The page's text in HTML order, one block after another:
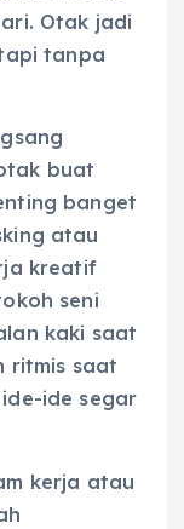
Otak jadi
tanpa
buat
banget
atau
kreatif
seni
kaki saat
ritmis saat
ide segar
kerja atau